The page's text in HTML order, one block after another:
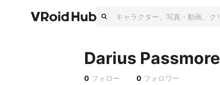
Darius Passmore
0 フォロー 0 フォロワー